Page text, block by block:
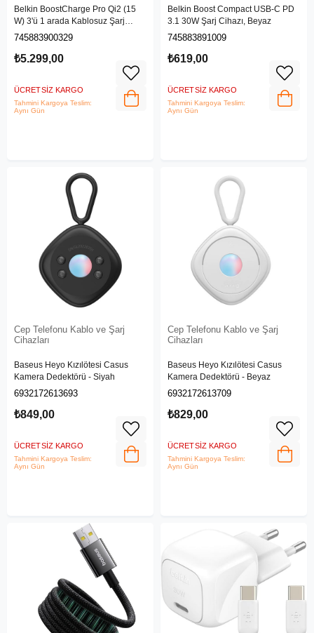
Belkin BoostCharge Pro Qi2 (15
W) 3'ü 1 arada Kablosuz Şarj
İstasyonu WIZ032KQBK
745883900329
₺5.299,00
ÜCRETSIZ KARGO
Tahmini Kargoya Teslim:
Aynı Gün
Belkin Boost Compact USB-C PD
3.1 30W Şarj Cihazı, Beyaz
745883891009
₺619,00
ÜCRETSIZ KARGO
Tahmini Kargoya Teslim:
Aynı Gün
Cep Telefonu Kablo ve Şarj
Cihazları
Baseus Heyo Kızılötesi Casus
Kamera Dedektörü - Siyah
6932172613693
₺849,00
ÜCRETSIZ KARGO
Tahmini Kargoya Teslim:
Aynı Gün
Cep Telefonu Kablo ve Şarj
Cihazları
Baseus Heyo Kızılötesi Casus
Kamera Dedektörü - Beyaz
6932172613709
₺829,00
ÜCRETSIZ KARGO
Tahmini Kargoya Teslim:
Aynı Gün